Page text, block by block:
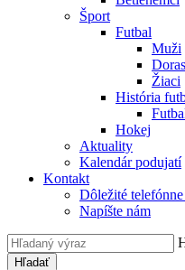
Šport
Futbal
Muži
Žiaci
História
Hokej
Aktuality
Kalendár podujatí
Kontakt
Dôležité telefónne
Napíšte nám
Hľadať